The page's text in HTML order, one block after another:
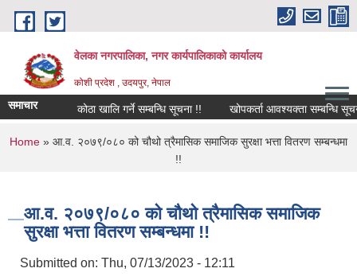
Skip to main content
वेलका नगरपालिका, नगर कार्यपालिकाको कार्यालय
कोशी प्रदेश , उदयपुर, नेपाल
समाचार कोठा खालि गर्ने सम्बन्धि सूचना !! खोपकर्ता आवश्यक्ता सम्बन्धि सूचना !!!
You are here
Home » आ.व. २०७९/०८० को चौथो त्रैमासिक समाजिक सुरक्षा भत्ता वितरण सम्बन्धमा
!!
आ.व. २०७९/०८० को चौथो त्रैमासिक समाजिक
सुरक्षा भत्ता वितरण सम्बन्धमा !!
Submitted on: Thu, 07/13/2023 - 12:11